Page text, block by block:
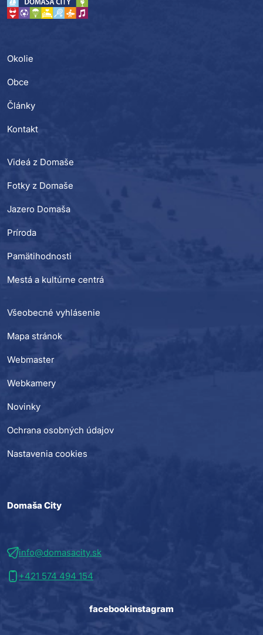
Okolie
Obce
Články
Kontakt
Videá z Domaše
Fotky z Domaše
Jazero Domaša
Príroda
Pamätihodnosti
Mestá a kultúrne centrá
Všeobecné vyhlásenie
Mapa stránok
Webmaster
Webkamery
Novinky
Ochrana osobných údajov
Nastavenia cookies
Domaša City
info@domasacity.sk
+421 574 494 154
facebookinstagram